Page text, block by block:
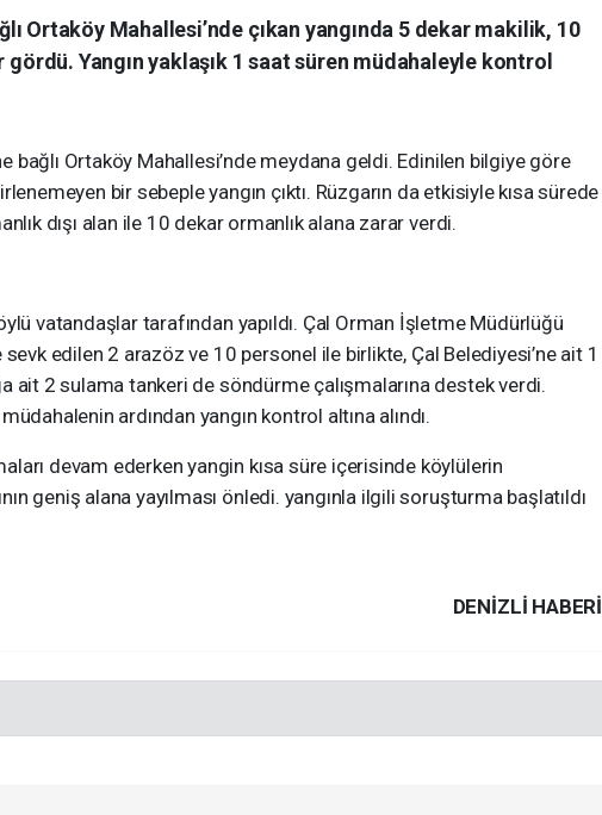
Ortaköy Mahallesi’nde çıkan yangında 5 dekar makilik, 10
Yangın yaklaşık 1 saat süren müdahaleyle kontrol
bağlı Ortaköy Mahallesi’nde meydana geldi. Edinilen bilgiye göre
bir sebeple yangın çıktı. Rüzgarın da etkisiyle kısa sürede
dışı alan ile 10 dekar ormanlık alana zarar verdi.
vatandaşlar tarafından yapıldı. Çal Orman İşletme Müdürlüğü
edilen 2 arazöz ve 10 personel ile birlikte, Çal Belediyesi’ne ait 1
ait 2 sulama tankeri de söndürme çalışmalarına destek verdi.
ardından yangın kontrol altına alındı.
devam ederken yangin kısa süre içerisinde köylülerin
geniş alana yayılması önledi. yangınla ilgili soruşturma başlatıldı
DENIZLI HABERİ